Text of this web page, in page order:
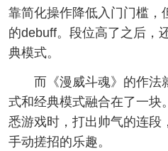
靠简化操作降低入门门槛，
的debuff。段位高了之后，
典模式。
而《漫威斗魂》的作法
式和经典模式融合在了一块
悉游戏时，打出帅气的连段
手动搓招的乐趣。